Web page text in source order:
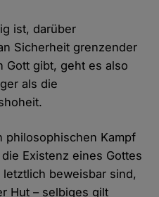
ist, darüber
Sicherheit grenzender
Gott gibt, geht es also
als die
philosophischen Kampf
Existenz eines Gottes
beweisbar sind,
Hut – selbiges gilt